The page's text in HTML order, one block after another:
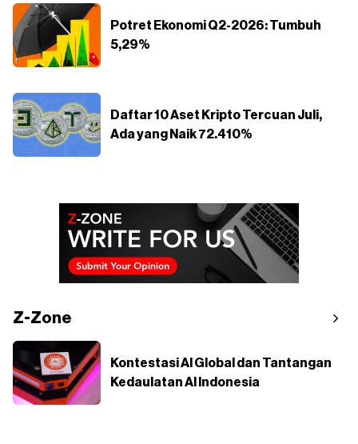
Potret Ekonomi Q2-2026: Tumbuh
5,29%
Daftar 10 Aset Kripto Tercuan Juli,
Ada yang Naik 72.410%
Z-Zone
Kontestasi AI Global dan Tantangan
Kedaulatan AI Indonesia